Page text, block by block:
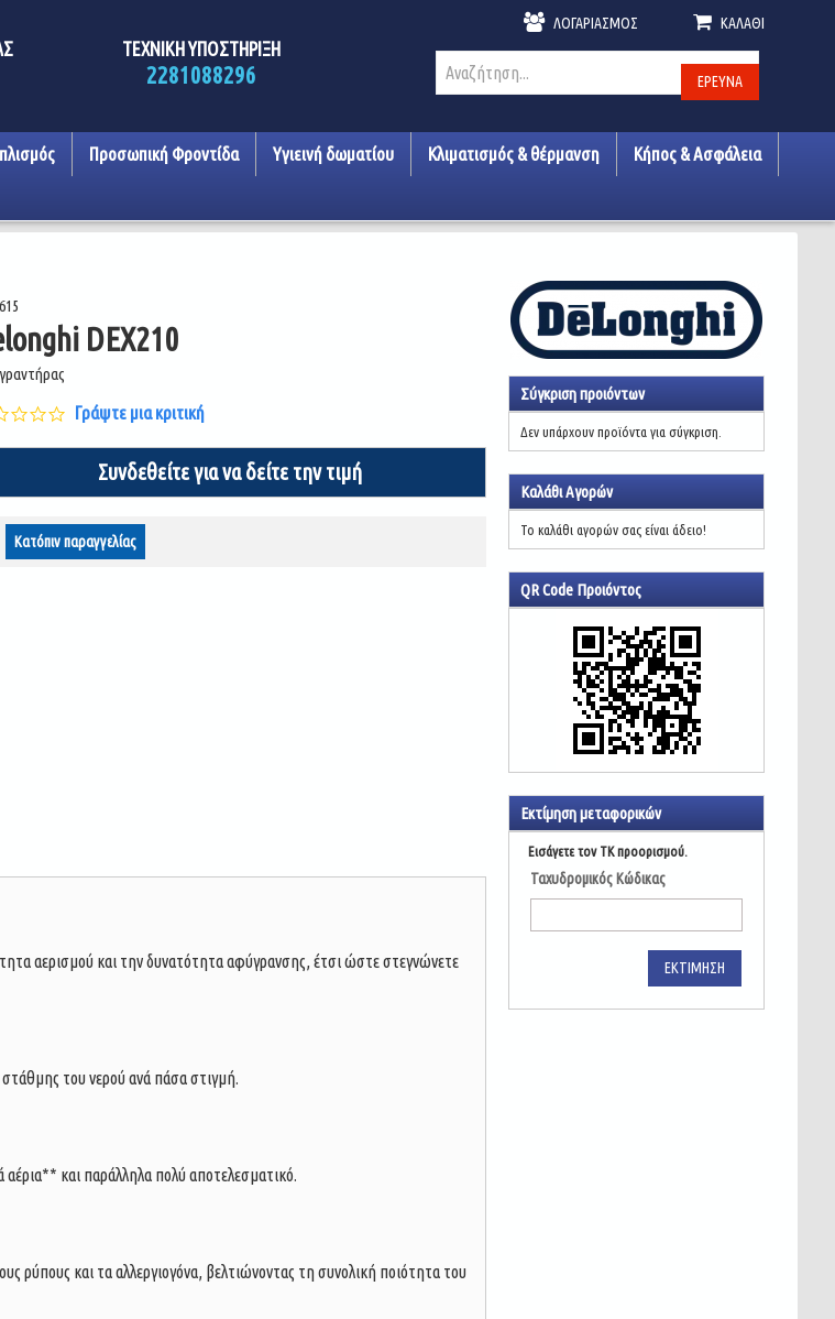
ΤΕΧΝΙΚΗ ΥΠΟΣΤΗΡΙΞΗ
2281088296
ΛΟΓΑΡΙΑΣΜΌΣ ΚΑΛΆΘΙ
ΈΡΕΥΝΑ
Προσωπική Φροντίδα Υγιεινή δωματίου Κλιματισμός & θέρμανση Κήπος & Ασφάλεια
DEX210
0.0
star
rating
Γράψτε μια κριτική
Συνδεθείτε για να δείτε την τιμή
Κατόπιν παραγγελίας
αερισμού και την δυνατότητα αφύγρανσης, έτσι ώστε στεγνώνετε
στάθμης του νερού ανά πάσα στιγμή.
αέρια** και παράλληλα πολύ αποτελεσματικό.
ρύπους και τα αλλεργιογόνα, βελτιώνοντας τη συνολική ποιότητα του
Σύγκριση προιόντων
Δεν υπάρχουν προϊόντα για σύγκριση.
Καλάθι Αγορών
Το καλάθι αγορών σας είναι άδειο!
QR Code Προιόντος
Εκτίμηση μεταφορικών
Εισάγετε τον ΤΚ προορισμού.
Ταχυδρομικός Κώδικας
ΕΚΤΊΜΗΣΗ